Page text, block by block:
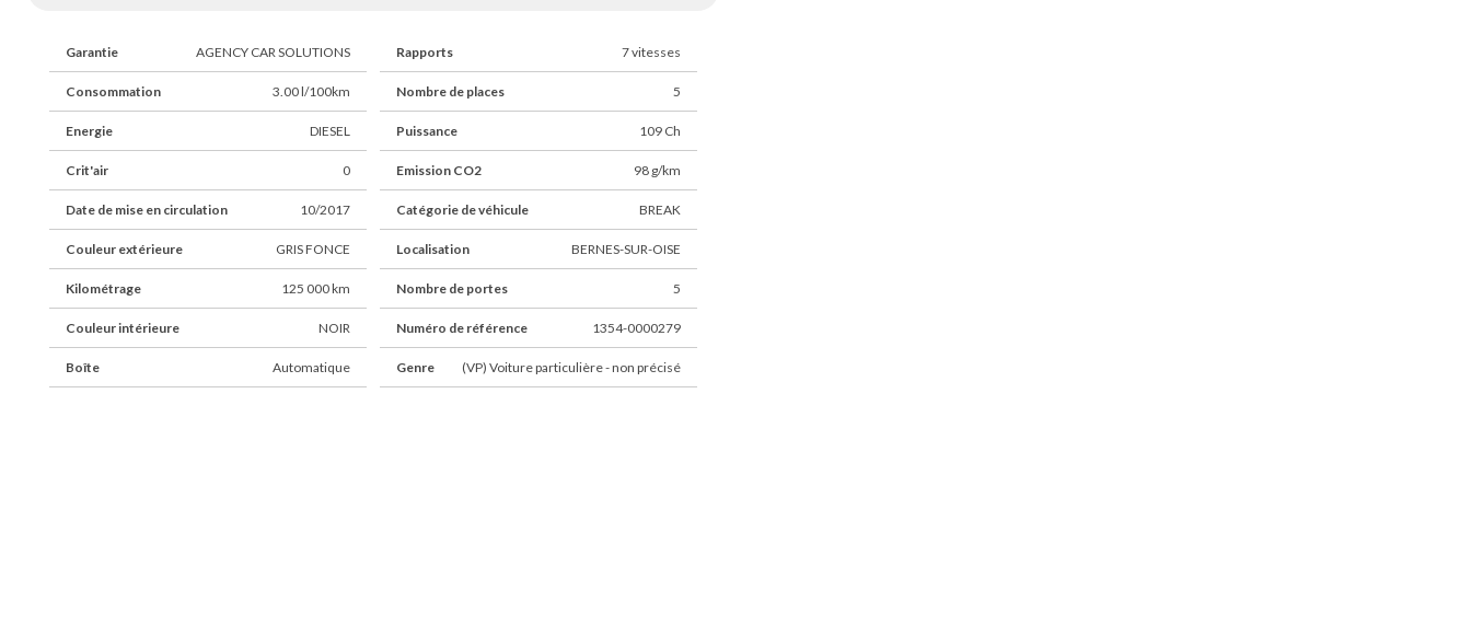
Garantie AGENCY CAR SOLUTIONS
Consommation 3.00 l/100km
Energie DIESEL
Crit'air 0
Date de mise en circulation 10/2017
Couleur extérieure GRIS FONCE
Kilométrage 125 000 km
Couleur intérieure NOIR
Boîte Automatique
Rapports 7 vitesses
Nombre de places 5
Puissance 109 Ch
Emission CO2 98 g/km
Catégorie de véhicule BREAK
Localisation BERNES-SUR-OISE
Nombre de portes 5
Numéro de référence 1354-0000279
Genre (VP) Voiture particulière - non précisé